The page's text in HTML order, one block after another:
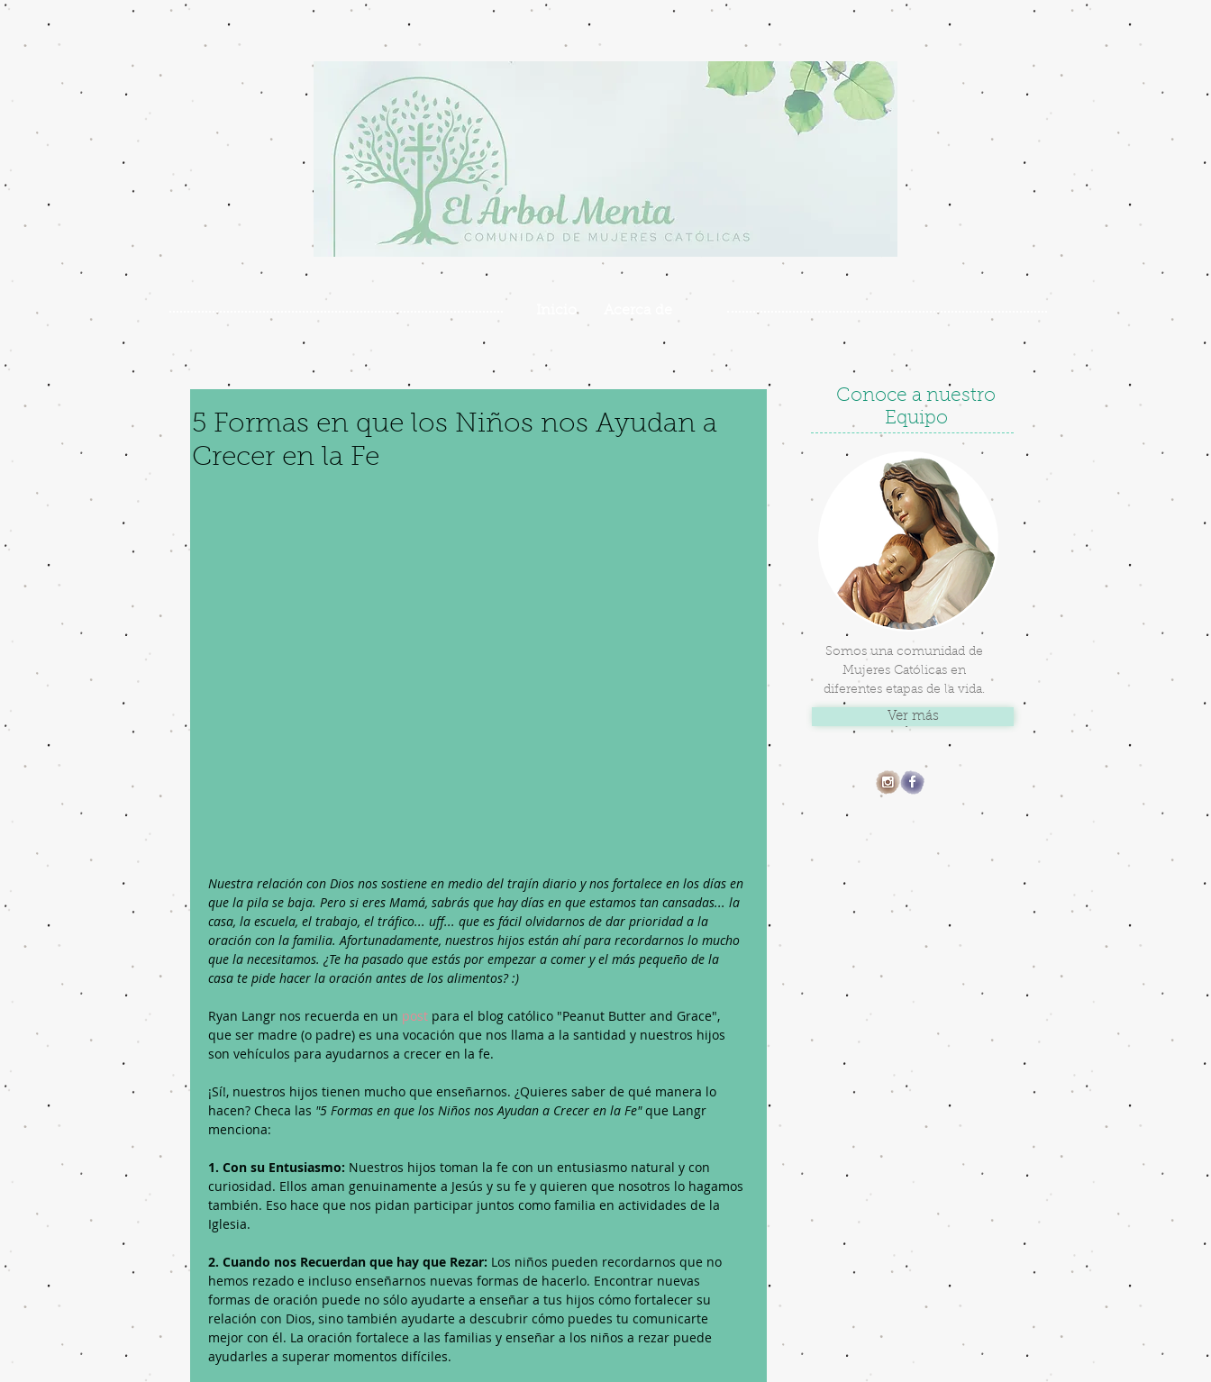
5 Formas en que los Niños nos Ayudan a
Crecer en la Fe
Nuestra relación con Dios nos sostiene en medio del trajín diario y nos fortalece en los días en
que la pila se baja. Pero si eres Mamá, sabrás que hay días en que estamos tan cansadas... la
casa, la escuela, el trabajo, el tráfico... uff... que es fácil olvidarnos de dar prioridad a la
oración con la familia. Afortunadamente, nuestros hijos están ahí para recordarnos lo mucho
que la necesitamos. ¿Te ha pasado que estás por empezar a comer y el más pequeño de la
casa te pide hacer la oración antes de los alimentos? :)
Ryan Langr nos recuerda en un post para el blog católico "Peanut Butter and Grace",
que ser madre (o padre) es una vocación que nos llama a la santidad y nuestros hijos
son vehículos para ayudarnos a crecer en la fe.
¡Sí!, nuestros hijos tienen mucho que enseñarnos. ¿Quieres saber de qué manera lo
hacen? Checa las "5 Formas en que los Niños nos Ayudan a Crecer en la Fe" que Langr
menciona:
1. Con su Entusiasmo: Nuestros hijos toman la fe con un entusiasmo natural y con
curiosidad. Ellos aman genuinamente a Jesús y su fe y quieren que nosotros lo hagamos
también. Eso hace que nos pidan participar juntos como familia en actividades de la
Iglesia.
2. Cuando nos Recuerdan que hay que Rezar: Los niños pueden recordarnos que no
hemos rezado e incluso enseñarnos nuevas formas de hacerlo. Encontrar nuevas
formas de oración puede no sólo ayudarte a enseñar a tus hijos cómo fortalecer su
relación con Dios, sino también ayudarte a descubrir cómo puedes tu comunicarte
mejor con él. La oración fortalece a las familias y enseñar a los niños a rezar puede
ayudarles a superar momentos difíciles.
Conoce a nuestro
Equipo
Somos una comunidad de
Mujeres Católicas en
diferentes etapas de la vida.
Ver más